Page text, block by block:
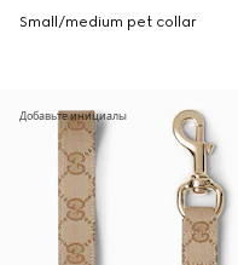
Small/medium pet collar
Добавьте инициалы